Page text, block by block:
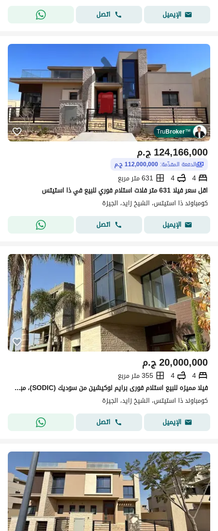
الإيميل
اتصل
TruBroker™
ج.م124,166,000
الدفعة المقدّمة: 112,000,000 ج.م
4
4
631 متر مربع
اقل سعر فيلا 631 متر فلات استلام فوري للبيع في ذا استيتس
كومباوند ذا استيتس، الشيخ زايد، الجيزة
الإيميل
اتصل
ج.م20,000,000
4
4
355 متر مربع
فيلا مميزه للبيع استلام فورى برايم لوكيشين من سوديك (SODIC)، مباشرة أمام مطار سفنكس الدولي.
كومباوند ذا استيتس، الشيخ زايد، الجيزة
الإيميل
اتصل